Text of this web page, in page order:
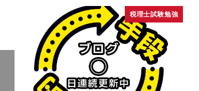
税理士試験勉強